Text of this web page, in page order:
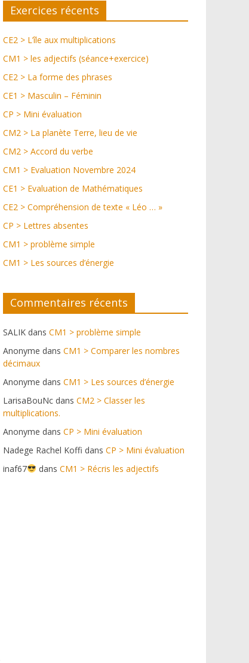
Exercices récents
CE2 > L’île aux multiplications
CM1 > les adjectifs (séance+exercice)
CE2 > La forme des phrases
CE1 > Masculin – Féminin
CP > Mini évaluation
CM2 > La planète Terre, lieu de vie
CM2 > Accord du verbe
CM1 > Evaluation Novembre 2024
CE1 > Evaluation de Mathématiques
CE2 > Compréhension de texte « Léo … »
CP > Lettres absentes
CM1 > problème simple
CM1 > Les sources d’énergie
Commentaires récents
SALIK dans CM1 > problème simple
Anonyme dans CM1 > Comparer les nombres
décimaux
Anonyme dans CM1 > Les sources d’énergie
LarisaBouNc dans CM2 > Classer les
multiplications.
Anonyme dans CP > Mini évaluation
Nadege Rachel Koffi dans CP > Mini évaluation
inaf67
dans CM1 > Récris les adjectifs